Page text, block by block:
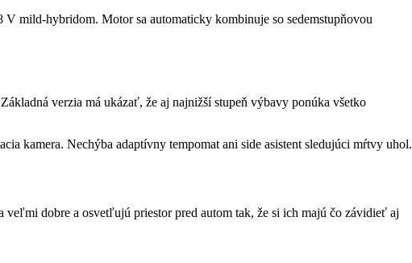
mild-hybridom. Motor sa automaticky kombinuje so sedemstupňovou
verzia má ukázať, že aj najnižší stupeň výbavy ponúka všetko
kamera. Nechýba adaptívny tempomat ani side asistent sledujúci mŕtvy uhol.
veľmi dobre a osvetľujú priestor pred autom tak, že si ich majú čo závidieť aj